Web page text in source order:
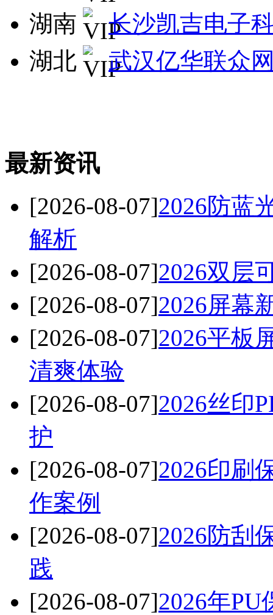
湖南
长沙凯吉电子
湖北
武汉亿华联众
最新资讯
[2026-08-07]2026防蓝
解析
[2026-08-07]2026双层
[2026-08-07]2026屏幕
[2026-08-07]2026平板
清爽体验
[2026-08-07]2026丝印
护
[2026-08-07]2026印刷
作案例
[2026-08-07]2026防刮
践
[2026-08-07]2026年